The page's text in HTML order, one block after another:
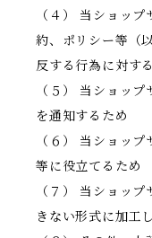
（４） 当ショッ
約、ポリシー等（
反する行為に対す
（５） 当ショッ
を通知するため
（６） 当ショッ
等に役立てるため
（７） 当ショッ
きない形式に加工